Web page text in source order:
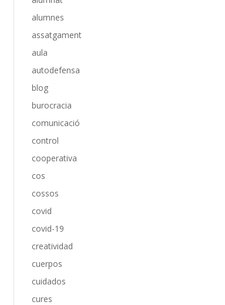
alumnes
assatgament
aula
autodefensa
blog
burocracia
comunicació
control
cooperativa
cos
cossos
covid
covid-19
creatividad
cuerpos
cuidados
cures